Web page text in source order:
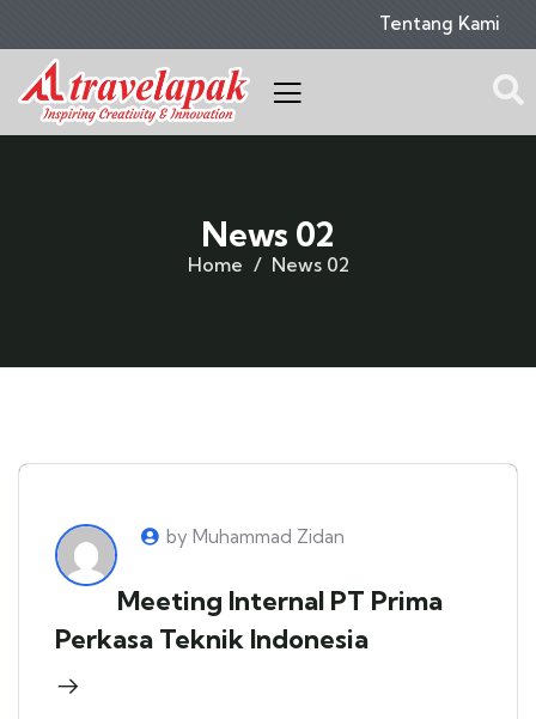
Tentang Kami
News 02
Home News 02
by Muhammad Zidan
Meeting Internal PT Prima
Perkasa Teknik Indonesia